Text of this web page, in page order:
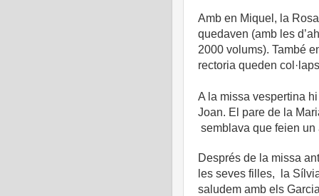
Amb en Miquel, la
quedaven (amb les
2000 volums). També
rectoria queden
A la missa vespertina
Joan. El pare de la
semblava que feien
Després de la missa
les seves filles,
la
saludem amb els